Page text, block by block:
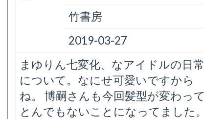
竹書房
2019-03-27
まゆりん七変化、なアイドルの日常
について。なにせ可愛いですから
ね。 博嗣さんも今回髪型が変わって
とんでもないことになってました。